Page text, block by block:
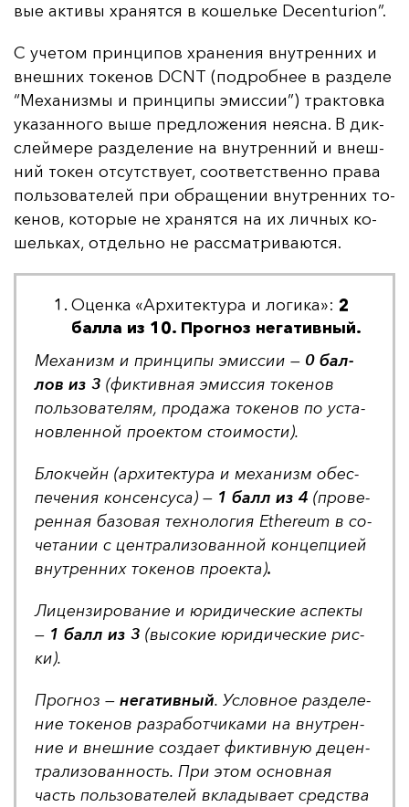
вые ак­ти­вы хра­нят­ся в ко­шель­ке Decenturion”.
С уче­том прин­ци­пов хра­не­ния внут­рен­них и
внеш­них то­ке­нов DCNT (под­роб­нее в раз­де­ле
“Ме­ха­низ­мы и прин­ци­пы эмис­сии”) трак­тов­ка
ука­зан­но­го вы­ше пред­ло­же­ния не­яс­на. В дик­
слей­ме­ре раз­де­ле­ние на внут­рен­ний и внеш­
ний то­кен от­сутс­тву­ет, со­от­ветс­твен­но пра­ва
поль­зо­ва­те­лей при об­ра­ще­нии внут­рен­них то­
ке­нов, ко­то­рые не хра­нят­ся на их лич­ных ко­
шель­ках, от­дель­но не рас­смат­ри­ва­ют­ся.
Оценка «Архитектура и логика»: 2
балла из 10. Прогноз негативный.
Ме­ха­низм и прин­ци­пы эмис­сии — 0 бал­
лов из 3 (фик­тив­ная эмис­сия то­ке­нов
поль­зо­ва­те­лям, про­да­жа то­ке­нов по ус­та­
нов­лен­ной про­ек­том сто­имос­ти).
Блок­чейн (ар­хи­тек­ту­ра и ме­ха­низм обес­
пе­че­ния кон­сен­су­са) — 1 балл из 4 (про­ве­
рен­ная ба­зо­вая тех­но­ло­гия Ethereum в со­
че­та­нии с цен­тра­ли­зо­ван­ной кон­цеп­ци­ей
внут­рен­них то­ке­нов про­ек­та).
Ли­цен­зи­ро­ва­ние и юри­ди­чес­кие ас­пек­ты
— 1 балл из 3 (вы­со­кие юри­ди­чес­кие рис­
ки).
Прог­ноз — не­га­тив­ный. Ус­лов­ное раз­де­ле­
ние то­ке­нов раз­ра­бот­чи­ка­ми на внут­рен­
ние и внеш­ние соз­да­ет фик­тив­ную де­цен­
тра­ли­зо­ван­ность. При этом ос­нов­ная
часть поль­зо­ва­те­лей вкла­ды­ва­ет средс­тва